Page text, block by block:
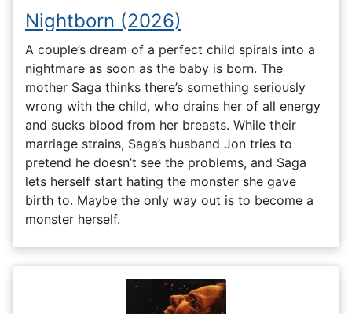
Nightborn (2026)
A couple’s dream of a perfect child spirals into a
nightmare as soon as the baby is born. The
mother Saga thinks there’s something seriously
wrong with the child, who drains her of all energy
and sucks blood from her breasts. While their
marriage strains, Saga’s husband Jon tries to
pretend he doesn’t see the problems, and Saga
lets herself start hating the monster she gave
birth to. Maybe the only way out is to become a
monster herself.